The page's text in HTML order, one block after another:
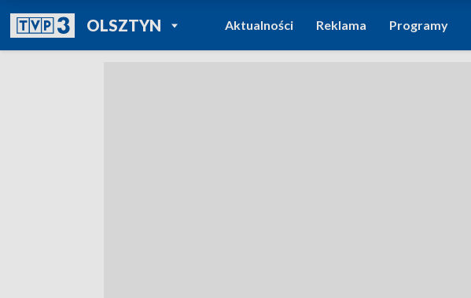
OLSZTYNPOWRÓT DO
TVP REGIONY
Aktualności Reklama Programy